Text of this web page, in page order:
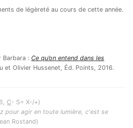
de légèreté au cours de cette année.
Barbara : Ce qu’on entend dans les
et Olivier Hussenet, Éd. Points, 2016.
C- S= X-/+)
pour agir en toute lumière, c'est se
Rostand)